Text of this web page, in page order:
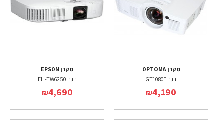
מקרן OPTOMA
דגם GT1080E
₪4,190
מקרן EPSON
דגם EH-TW6250
₪4,690